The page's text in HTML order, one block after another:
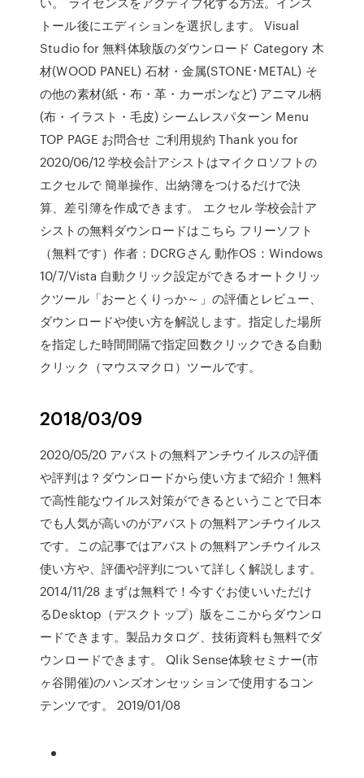
トール後にエディションを選択します。 Visual
Studio for 無料体験版のダウンロード Category 木
材(WOOD PANEL) 石材・金属(STONE･METAL) そ
の他の素材(紙・布・革・カーボンなど) アニマル柄
(布・イラスト・毛皮) シームレスパターン Menu
TOP PAGE お問合せ ご利用規約 Thank you for
2020/06/12 学校会計アシストはマイクロソフトの
エクセルで 簡単操作、出納簿をつけるだけで決
算、差引簿を作成できます。 エクセル 学校会計ア
シストの無料ダウンロードはこちら フリーソフト
（無料です）作者：DCRGさん 動作OS：Windows
10/7/Vista 自動クリック設定ができるオートクリッ
クツール「おーとくりっか～」の評価とレビュー、
ダウンロードや使い方を解説します。指定した場所
を指定した時間間隔で指定回数クリックできる自動
クリック（マウスマクロ）ツールです。
2018/03/09
2020/05/20 アバストの無料アンチウイルスの評価
や評判は？ダウンロードから使い方まで紹介！無料
で高性能なウイルス対策ができるということで日本
でも人気が高いのがアバストの無料アンチウイルス
です。この記事ではアバストの無料アンチウイルス
使い方や、評価や評判について詳しく解説します。
2014/11/28 まずは無料で！今すぐお使いいただけ
るDesktop（デスクトップ）版をここからダウンロ
ードできます。製品カタログ、技術資料も無料でダ
ウンロードできます。 Qlik Sense体験セミナー(市
ヶ谷開催)のハンズオンセッションで使用するコン
テンツです。 2019/01/08